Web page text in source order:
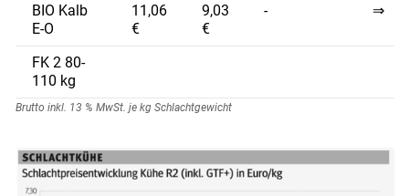
BIO Kalb
E-O
11,06
€
9,03
€
- ⇒
FK 2 80-
110 kg
Brutto inkl. 13 % MwSt. je kg Schlachtgewicht